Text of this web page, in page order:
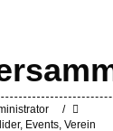
, Events, Verein